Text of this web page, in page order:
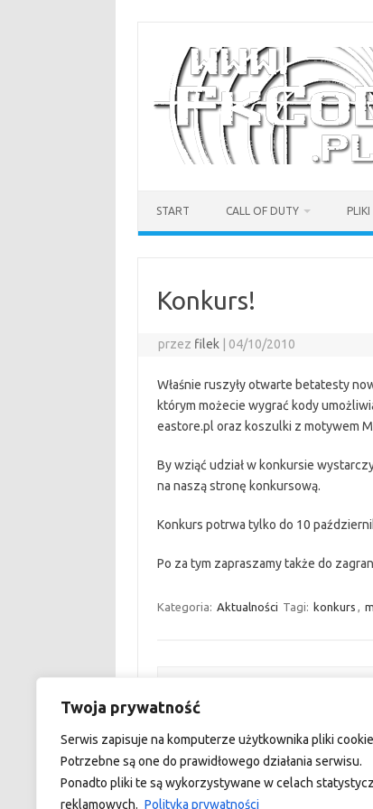
Twoja prywatność
Serwis zapisuje na komputerze użytkownika pliki
Potrzebne są one do prawidłowego działania serwisu.
Ponadto pliki te są wykorzystywane w celach
reklamowych. Polityka prywatności
START CALL OF DUTY PLIKI
Konkurs!
przez filek 04/10/2010
Właśnie ruszyły otwarte betatesty
którym możecie wygrać kody
eastore.pl oraz koszulki z motywem
By wziąć udział w konkursie
na nasząstronę konkursową.
Konkurs potrwa tylko do 10
Po za tym zapraszamy także do
Kategoria: Aktualności Tagi: konkurs ,
←Lista trofeów oraz Zombie dla